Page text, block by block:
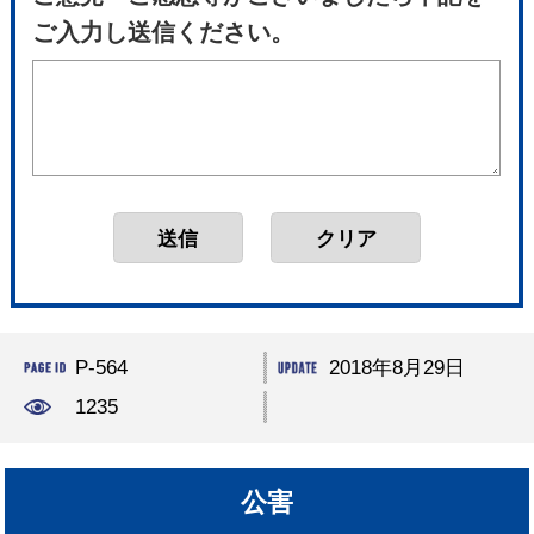
ご入力し送信ください。
P-564
2018年8月29日
1235
公害